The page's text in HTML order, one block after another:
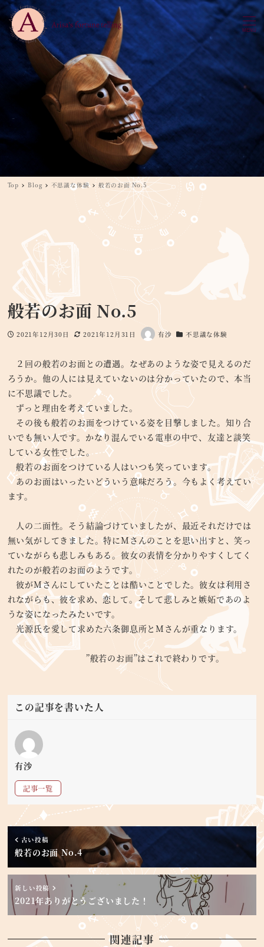
MENU
Top Blog 不思議な体験 般若のお面 No.5
般若のお面 No.5
投稿日
2021年12月30日
更新日
2021年12月31日
著
有沙
カテゴリー
不思議な体験
２回の般若のお面との遭遇。なぜあのような姿で見えるのだ
ろうか。他の人には見えていないのは分かっていたので、本当
に不思議でした。
ずっと理由を考えていました。
その後も般若のお面をつけている姿を目撃しました。知り合
いでも無い人です。かなり混んでいる電車の中で、友達と談笑
している女性でした。
般若のお面をつけている人はいつも笑っています。
あのお面はいったいどういう意味だろう。今もよく考えてい
ます。
人の二面性。そう結論づけていましたが、最近それだけでは
無い気がしてきました。特にMさんのことを思い出すと、笑っ
ていながらも悲しみもある。彼女の表情を分かりやすくしてく
れたのが般若のお面のようです。
彼がMさんにしていたことは酷いことでした。彼女は利用さ
れながらも、彼を求め、恋して。そして悲しみと嫉妬であのよ
うな姿になったみたいです。
光源氏を愛して求めた六条御息所とMさんが重なります。
”般若のお面”はこれで終わりです。
この記事を書いた人
有沙
記事一覧
古い投稿
般若のお面 No.4
新しい投稿
2021年ありがとうございました！
関連記事